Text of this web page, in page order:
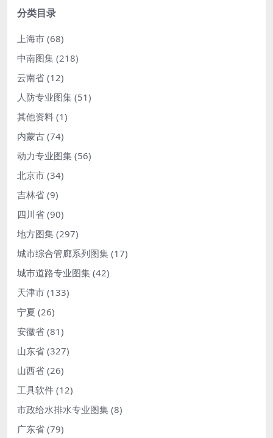
分类目录
上海市 (68)
中南图集 (218)
云南省 (12)
人防专业图集 (51)
其他资料 (1)
内蒙古 (74)
动力专业图集 (56)
北京市 (34)
吉林省 (9)
四川省 (90)
地方图集 (297)
城市综合管廊系列图集 (17)
城市道路专业图集 (42)
天津市 (133)
宁夏 (26)
安徽省 (81)
山东省 (327)
山西省 (26)
工具软件 (12)
市政给水排水专业图集 (8)
广东省 (79)